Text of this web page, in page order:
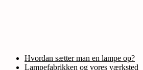
Hvordan sætter man en lampe op?
Lampefabrikken og vores værksted